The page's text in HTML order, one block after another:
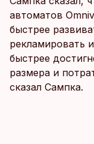
автоматов
быстрее
рекламировать
быстрее
размера и
сказал Сампка.